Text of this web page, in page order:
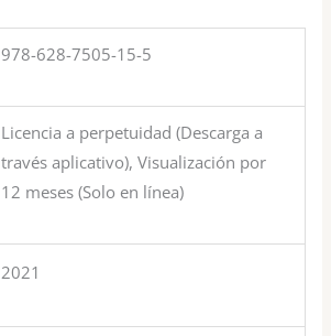
978-628-7505-15-5
Licencia a perpetuidad (Descarga a
través aplicativo), Visualización por
12 meses (Solo en línea)
2021